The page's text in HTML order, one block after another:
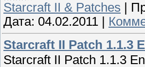
Starcraft II & Patches
Дата: 04.02.2011
Starcraft II Patch 1.1.3
Starcraft II Patch 1.1.3